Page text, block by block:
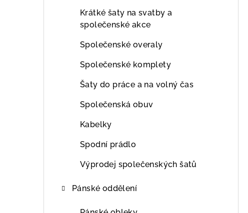
Krátké šaty na svatby a
společenské akce
Společenské overaly
Společenské komplety
Šaty do práce a na volný čas
Společenská obuv
Kabelky
Spodní prádlo
Výprodej společenských šatů
Pánské oddělení